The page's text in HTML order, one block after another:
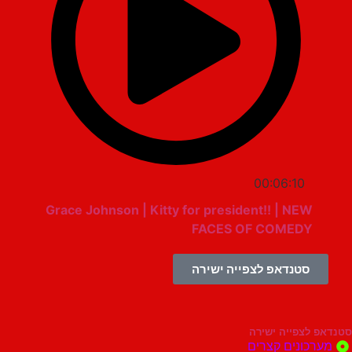
00:06:10
Grace Johnson | Kitty for president!! | NEW
FACES OF COMEDY
סטנדאפ לצפייה ישירה
ישירה
קצרים